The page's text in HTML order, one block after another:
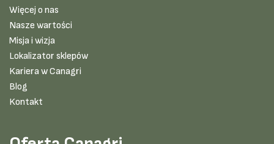
Więcej o nas
Nasze wartości
Misja i wizja
Lokalizator sklepów
Kariera w Canagri
Blog
Kontakt